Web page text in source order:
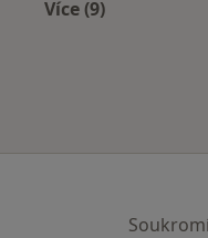
Více (9)